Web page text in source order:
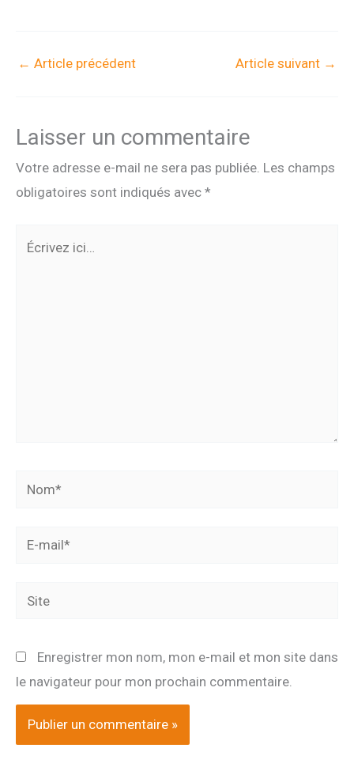
← Article précédent Article suivant →
Laisser un commentaire
Votre adresse e-mail ne sera pas publiée. Les champs
obligatoires sont indiqués avec *
Nom*
Site
Enregistrer mon nom, mon e-mail et mon site dans
le navigateur pour mon prochain commentaire.